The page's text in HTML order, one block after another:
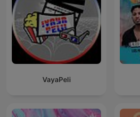
VayaPeli